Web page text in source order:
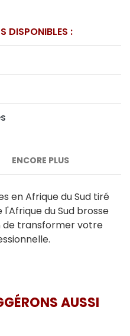
DISPONIBLES :
ENCORE PLUS
en Afrique du Sud tiré
du Sud brosse
de transformer votre
AUSSI